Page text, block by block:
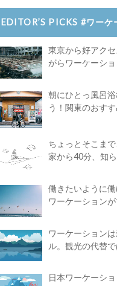
EDITOR’S PICKS #ワーケ
東京から好アク
がらワーケーシ
朝にひとっ風呂
う！関東のおす
ちょっとそこま
家から40分、知
働きたいように働
ワーケーション
ワーケーション
ル。観光の代替
日本ワーケーシ